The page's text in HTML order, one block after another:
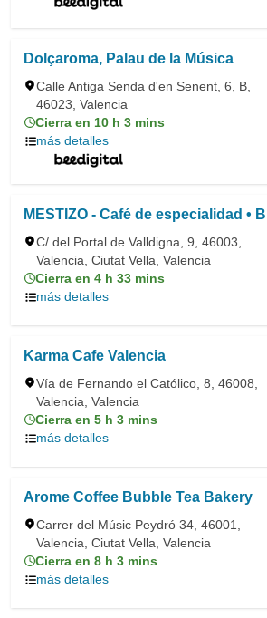
Dolçaroma, Palau de la Música
Calle Antiga Senda d'en Senent, 6, B,
46023, Valencia
Cierra en 10 h 3 mins
más detalles
MESTIZO - Café de especialidad •
C/ del Portal de Valldigna, 9, 46003,
Valencia, Ciutat Vella, Valencia
Cierra en 4 h 33 mins
más detalles
Karma Cafe Valencia
Vía de Fernando el Católico, 8, 46008,
Valencia, Valencia
Cierra en 5 h 3 mins
más detalles
Arome Coffee Bubble Tea Bakery
Carrer del Músic Peydró 34, 46001,
Valencia, Ciutat Vella, Valencia
Cierra en 8 h 3 mins
más detalles